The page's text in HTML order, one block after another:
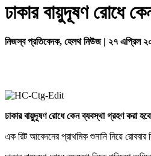
ঢাকার বায়ুদূষণ রোধে
নিজস্ব প্রতিবেদক, হেলথ নিউজ | ২৭
ঢাকারবায়ুদূষণরোধেকেনব্যবস্থাগ্রহণকরাহবে
এক রিট আবেদনের প্রাথমিক শুনানি নিয়ে রোববার